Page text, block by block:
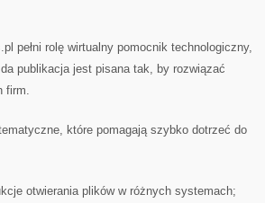
pełni rolę wirtualny pomocnik technologiczny,
publikacja jest pisana tak, by rozwiązać
firm.
które pomagają szybko dotrzeć do
otwierania plików w różnych systemach;